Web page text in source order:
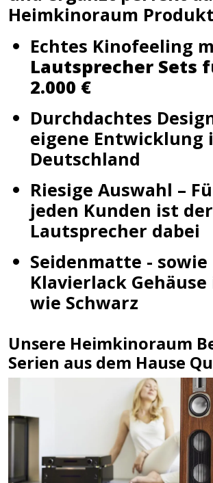
Heimkinoraum
Echtes Kinofeeling
Lautsprecher Sets
2.000 €
Durchdachtes
eigene Entwicklung
Deutschland
Riesige Auswahl –
jeden Kunden ist
Lautsprecher dabei
Seidenmatte - sowie
Klavierlack
wie Schwarz
Unsere Heimkinoraum
Serien aus dem Hause